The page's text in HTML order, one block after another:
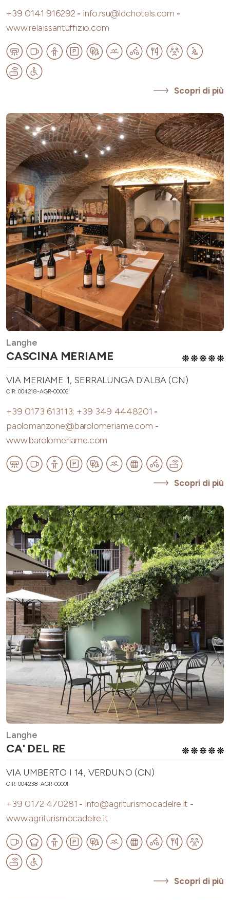
+39 0141 916292 - info.rsu@ldchotels.com -
www.relaissantuffizio.com
Scopri di più
Langhe
CASCINA MERIAME
VIA MERIAME 1, SERRALUNGA D'ALBA (CN)
CIR: 004218-AGR-00002
+39 0173 613113; +39 349 4448201 -
paolomanzone@barolomeriame.com -
www.barolomeriame.com
Scopri di più
Langhe
CA' DEL RE
VIA UMBERTO I 14, VERDUNO (CN)
CIR: 004238-AGR-00001
+39 0172 470281 - info@agriturismocadelre.it -
www.agriturismocadelre.it
Scopri di più